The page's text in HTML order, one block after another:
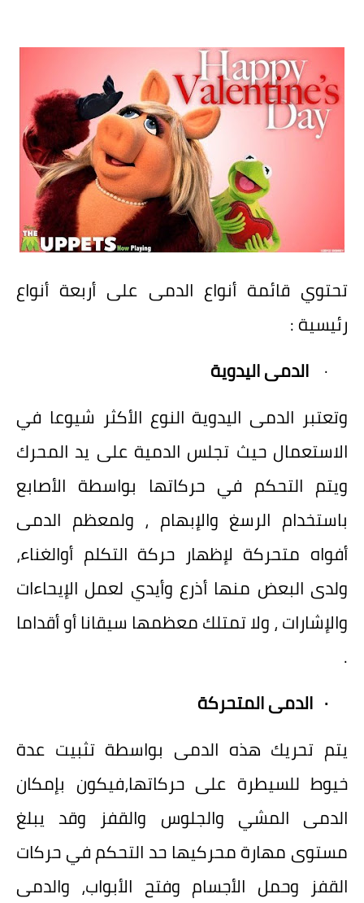
تحتوي قائمة أنواع الدمى على أربعة أنواع
رئيسية:
· الدمى اليدوية
وتعتبر الدمى اليدوية النوع الأكثر شيوعا في
الاستعمال حيث تجلس الدمية على يد المحرك
ويتم التحكم في حركاتها بواسطة الأصابع
باستخدام الرسغ والإبهام ، ولمعظم الدمى
أفواه متحركة لإظهار حركة التكلم أوالغناء،
ولدى البعض منها أذرع وأيدي لعمل الإيحاءات
والإشارات ، ولا تمتلك معظمها سيقانا أو أقداما
.
· الدمى المتحركة
يتم تحريك هذه الدمى بواسطة تثبيت عدة
خيوط للسيطرة على حركاتها،فيكون بإمكان
الدمى المشي والجلوس والقفز وقد يبلغ
مستوى مهارة محركيها حد التحكم في حركات
القفز وحمل الأجسام وفتح الأبواب، والدمى